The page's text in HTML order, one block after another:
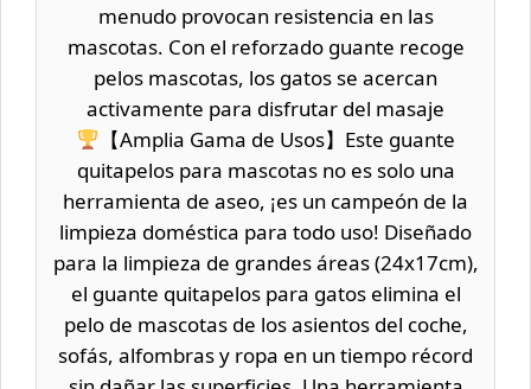
menudo provocan resistencia en las
mascotas. Con el reforzado guante recoge
pelos mascotas, los gatos se acercan
activamente para disfrutar del masaje
【Amplia Gama de Usos】Este guante
quitapelos para mascotas no es solo una
herramienta de aseo, ¡es un campeón de la
limpieza doméstica para todo uso! Diseñado
para la limpieza de grandes áreas (24x17cm),
el guante quitapelos para gatos elimina el
pelo de mascotas de los asientos del coche,
sofás, alfombras y ropa en un tiempo récord